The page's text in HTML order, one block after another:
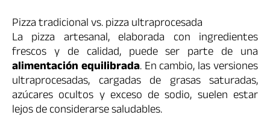
Pizza tradicional vs. pizza ultraprocesada
La pizza artesanal, elaborada con ingredientes
frescos y de calidad, puede ser parte de una
alimentación equilibrada. En cambio, las versiones
ultraprocesadas, cargadas de grasas saturadas,
azúcares ocultos y exceso de sodio, suelen estar
lejos de considerarse saludables.